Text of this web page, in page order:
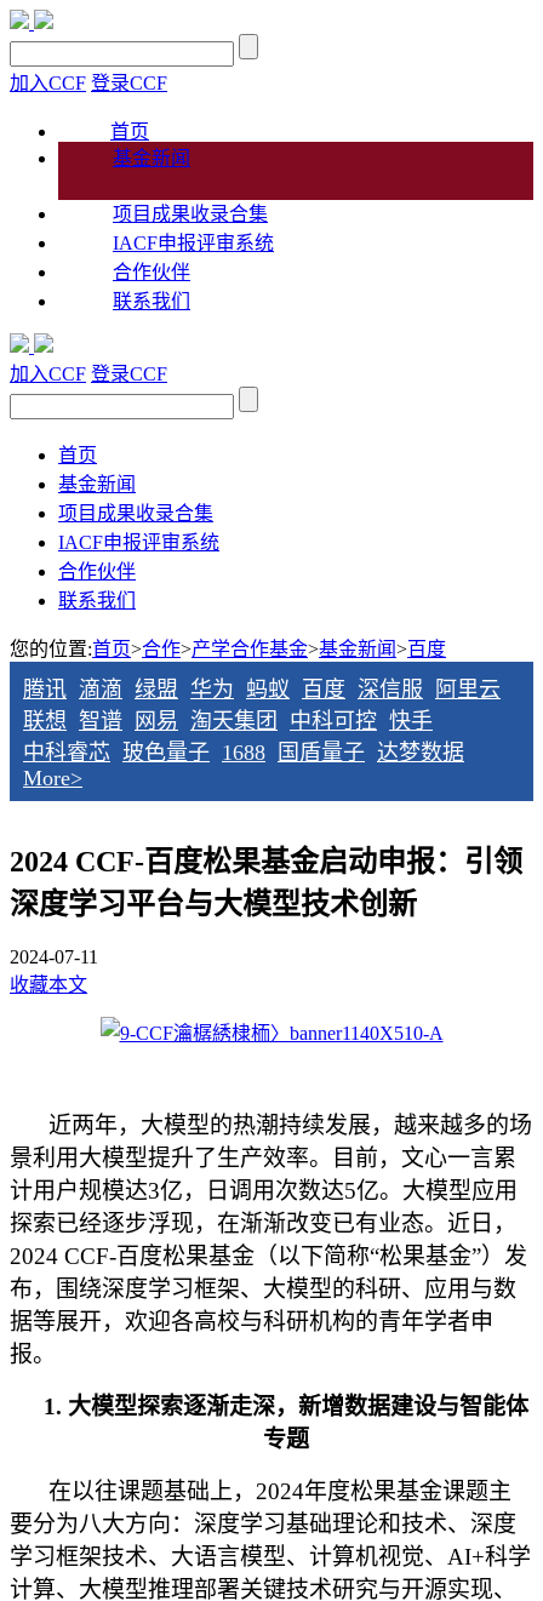
加入CCF 登录CCF
首页
基金新闻
项目成果收录合集
IACF申报评审系统
合作伙伴
联系我们
加入CCF 登录CCF
首页
基金新闻
项目成果收录合集
IACF申报评审系统
合作伙伴
联系我们
您的位置:首页>合作>产学合作基金>基金新闻>百度
腾讯 滴滴 绿盟 华为 蚂蚁 百度 深信服
阿里云
联想 智谱 网易 淘天集团 中科可控 快手
中科睿芯 玻色量子 1688 国盾量子 达梦数据
More>
2024 CCF-百度松果基金启动申报：引领
深度学习平台与大模型技术创新
2024-07-11
收藏本文
近两年，大模型的热潮持续发展，越来越多的场
景利用大模型提升了生产效率。目前，文心一言累
计用户规模达3亿，日调用次数达5亿。大模型应用
探索已经逐步浮现，在渐渐改变已有业态。近日，
2024 CCF-百度松果基金（以下简称“松果基金”）发
布，围绕深度学习框架、大模型的科研、应用与数
据等展开，欢迎各高校与科研机构的青年学者申
报。
1. 大模型探索逐渐走深，新增数据建设与智能体
专题
在以往课题基础上，2024年度松果基金课题主
要分为八大方向：深度学习基础理论和技术、深度
学习框架技术、大语言模型、计算机视觉、AI+科学
计算、大模型推理部署关键技术研究与开源实现、